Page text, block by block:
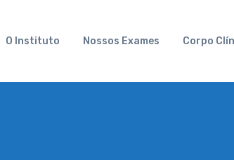
O Instituto Nossos Exames Corpo